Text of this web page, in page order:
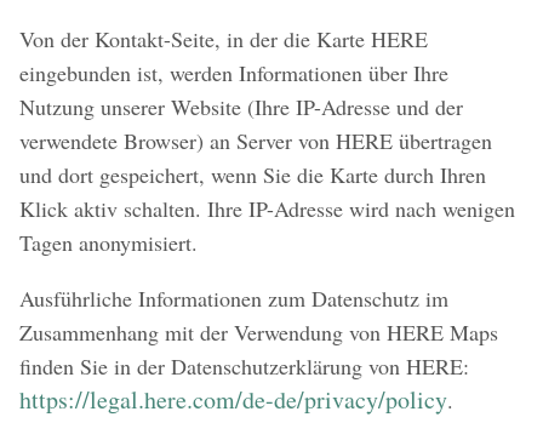
Von der Kontakt-Seite, in der die Karte HERE
eingebunden ist, werden Informationen über Ihre
Nutzung unserer Website (Ihre IP-Adresse und der
verwendete Browser) an Server von HERE übertragen
und dort gespeichert, wenn Sie die Karte durch Ihren
Klick aktiv schalten. Ihre IP-Adresse wird nach wenigen
Tagen anonymisiert.
Ausführliche Informationen zum Datenschutz im
Zusammenhang mit der Verwendung von HERE Maps
finden Sie in der Datenschutzerklärung von HERE:
https://legal.here.com/de-de/privacy/policy.